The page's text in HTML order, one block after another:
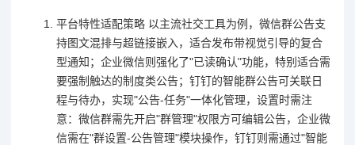
平台特性适配策略 以主流社交工具为例，微信群公告支
持图文混排与超链接嵌入，适合发布带视觉引导的复合
型通知；企业微信则强化了"已读确认"功能，特别适合需
要强制触达的制度类公告；钉钉的智能群公告可关联日
程与待办，实现"公告-任务"一体化管理，设置时需注
意：微信群需先开启"群管理"权限方可编辑公告，企业微
信需在"群设置-公告管理"模块操作，钉钉则需通过"智能